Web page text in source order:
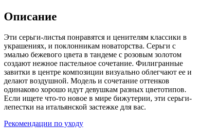
Описание
Эти серьги-листья понравятся и ценителям классики в
украшениях, и поклонникам новаторства. Серьги с
эмалью бежевого цвета в тандеме с розовым золотом
создают нежное пастельное сочетание. Филигранные
завитки в центре композиции визуально облегчают ее и
делают воздушной. Модель и сочетание оттенков
одинаково хорошо идут девушкам разных цветотипов.
Если ищете что-то новое в мире бижутерии, эти серьги-
лепестки на итальянской застежке для вас.
Рекомендации по уходу